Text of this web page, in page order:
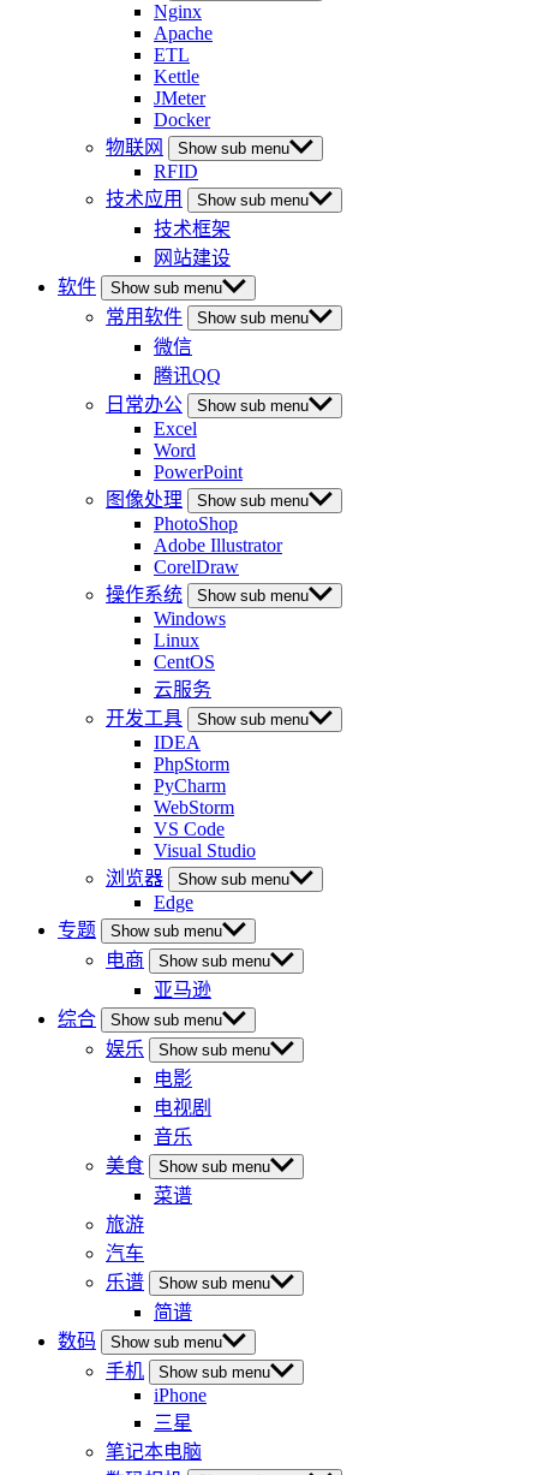
Nginx
Apache
ETL
Kettle
JMeter
Docker
物联网
Show sub menu
RFID
技术应用
Show sub menu
技术框架
网站建设
软件
Show sub menu
常用软件 Show sub menu
微信
腾讯QQ
日常办公
Show sub menu
Excel
Word
PowerPoint
图像处理
Show sub menu
PhotoShop
Adobe Illustrator
CorelDraw
操作系统
Show sub menu
Windows
Linux
CentOS
云服务
开发工具
Show sub menu
IDEA
PhpStorm
PyCharm
WebStorm
VS Code
Visual Studio
浏览器
Show sub menu
Edge
专题
Show sub menu
电商 Show sub menu
亚马逊
综合
Show sub menu
娱乐 Show sub menu
电影
电视剧
音乐
美食
Show sub menu
菜谱
旅游
汽车
乐谱
Show sub menu
简谱
数码
Show sub menu
手机 Show sub menu
iPhone
三星
笔记本电脑